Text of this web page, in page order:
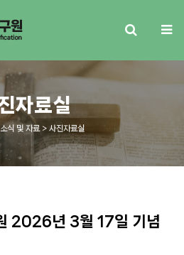
자료실
식 및 자료 > 사진자료실
2026년 3월 17일 기념